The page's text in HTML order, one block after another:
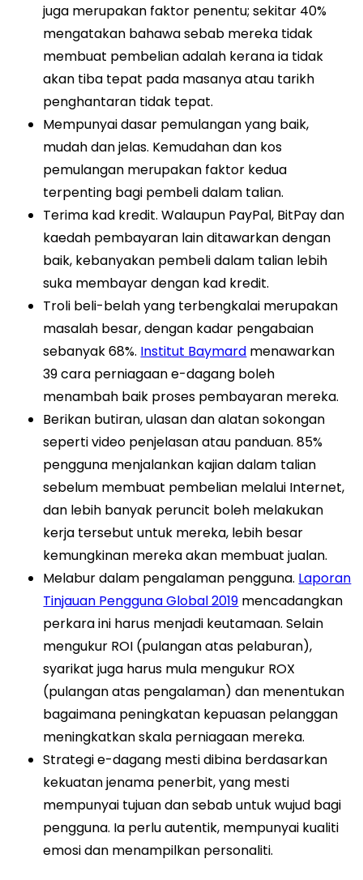
juga merupakan faktor penentu; sekitar 40%
mengatakan bahawa sebab mereka tidak
membuat pembelian adalah kerana ia tidak
akan tiba tepat pada masanya atau tarikh
penghantaran tidak tepat.
Mempunyai dasar pemulangan yang baik,
mudah dan jelas. Kemudahan dan kos
pemulangan merupakan faktor kedua
terpenting bagi pembeli dalam talian.
Terima kad kredit. Walaupun PayPal, BitPay dan
kaedah pembayaran lain ditawarkan dengan
baik, kebanyakan pembeli dalam talian lebih
suka membayar dengan kad kredit.
Troli beli-belah yang terbengkalai merupakan
masalah besar, dengan kadar pengabaian
sebanyak 68%. Institut Baymard menawarkan
39 cara perniagaan e-dagang boleh
menambah baik proses pembayaran mereka.
Berikan butiran, ulasan dan alatan sokongan
seperti video penjelasan atau panduan. 85%
pengguna menjalankan kajian dalam talian
sebelum membuat pembelian melalui Internet,
dan lebih banyak peruncit boleh melakukan
kerja tersebut untuk mereka, lebih besar
kemungkinan mereka akan membuat jualan.
Melabur dalam pengalaman pengguna. Laporan
Tinjauan Pengguna Global 2019 mencadangkan
perkara ini harus menjadi keutamaan. Selain
mengukur ROI (pulangan atas pelaburan),
syarikat juga harus mula mengukur ROX
(pulangan atas pengalaman) dan menentukan
bagaimana peningkatan kepuasan pelanggan
meningkatkan skala perniagaan mereka.
Strategi e-dagang mesti dibina berdasarkan
kekuatan jenama penerbit, yang mesti
mempunyai tujuan dan sebab untuk wujud bagi
pengguna. Ia perlu autentik, mempunyai kualiti
emosi dan menampilkan personaliti.